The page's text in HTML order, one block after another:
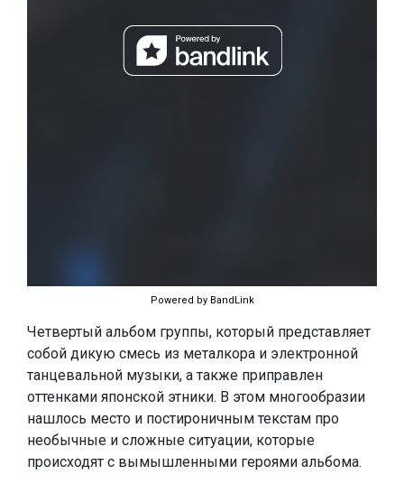
Powered by BandLink
Четвертый альбом группы, который представляет
собой дикую смесь из металкора и электронной
танцевальной музыки, а также приправлен
оттенками японской этники. В этом многообразии
нашлось место и постироничным текстам про
необычные и сложные ситуации, которые
происходят с вымышленными героями альбома.